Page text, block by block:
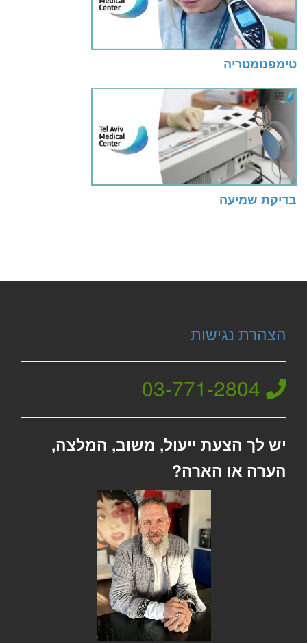
טימפנומטריה
בדיקת שמיעה
הצהרת נגישות
03-771-2804
יש לך הצעת ייעול, משוב, המלצה,
הערה או הארה?